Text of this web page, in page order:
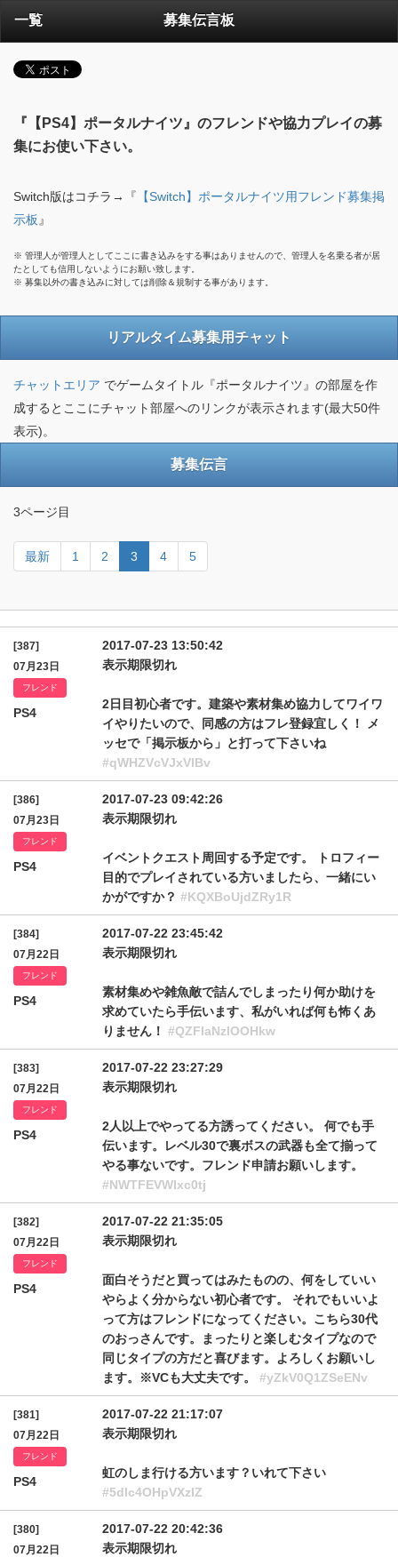
一覧 募集伝言板
『【PS4】ポータルナイツ』のフレンドや協力プレイの募
集にお使い下さい。
Switch版はコチラ→『 【Switch】ポータルナイツ用フレンド募集掲
示板 』
※ 管理人が管理人としてここに書き込みをする事はありませんので、管理人を名乗る者が居
たとしても信用しないようにお願い致します。
※ 募集以外の書き込みに対しては削除＆規制する事があります。
リアルタイム募集用チャット
チャットエリア でゲームタイトル『ポータルナイツ』の部屋を作
成するとここにチャット部屋へのリンクが表示されます(最大50件
表示)。
募集伝言
3ページ目
最新 1 2 3 4 5
[387]
07月23日
フレンド
PS4
2017-07-23 13:50:42
表示期限切れ
2日目初心者です。建築や素材集め協力してワイワ
イやりたいので、同感の方はフレ登録宜しく！ メ
ッセで「掲示板から」と打って下さいね
#qWHZVcVJxVlBv
[386]
07月23日
フレンド
PS4
2017-07-23 09:42:26
表示期限切れ
イベントクエスト周回する予定です。 トロフィー
目的でプレイされている方いましたら、一緒にい
かがですか？ #KQXBoUjdZRy1R
[384]
07月22日
フレンド
PS4
2017-07-22 23:45:42
表示期限切れ
素材集めや雑魚敵で詰んでしまったり何か助けを
求めていたら手伝います、私がいれば何も怖くあ
りません！ #QZFlaNzlOOHkw
[383]
07月22日
フレンド
PS4
2017-07-22 23:27:29
表示期限切れ
2人以上でやってる方誘ってください。 何でも手
伝います。レベル30で裏ボスの武器も全て揃って
やる事ないです。フレンド申請お願いします。
#NWTFEVWIxc0tj
[382]
07月22日
フレンド
PS4
2017-07-22 21:35:05
表示期限切れ
面白そうだと買ってはみたものの、何をしていい
やらよく分からない初心者です。 それでもいいよ
って方はフレンドになってください。こちら30代
のおっさんです。まったりと楽しむタイプなので
同じタイプの方だと喜びます。よろしくお願いし
ます。※VCも大丈夫です。 #yZkV0Q1ZSeENv
[381]
07月22日
フレンド
PS4
2017-07-22 21:17:07
表示期限切れ
虹のしま行ける方います？いれて下さい
#5dlc4OHpVXzlZ
[380]
07月22日
2017-07-22 20:42:36
表示期限切れ